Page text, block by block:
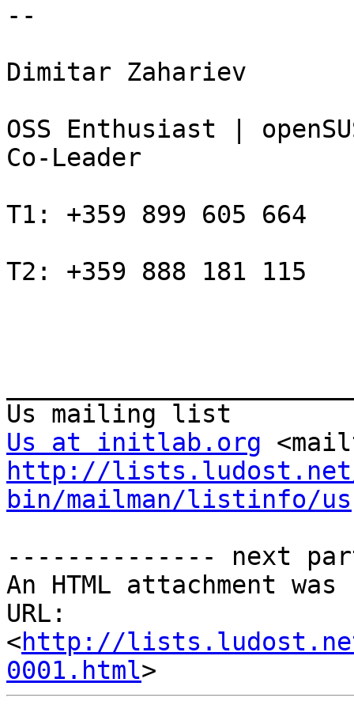
--
Dimitar Zahariev
OSS Enthusiast |
Co-Leader
T1: +359 899 605 664
T2: +359 888 181 115
Us at initlab.org
http://
bin/mailman/listinfo/us
-------------- next
An HTML attachment
URL:
<http://lists.ludost.net/
0001.html